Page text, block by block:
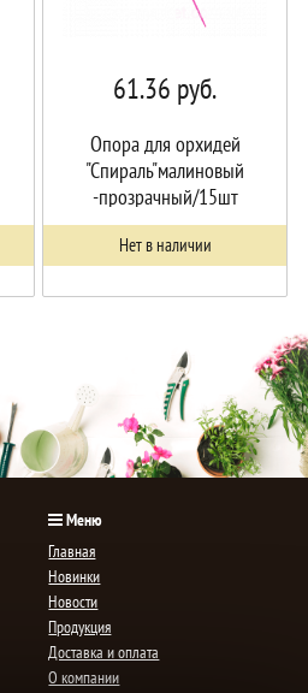
61.36 руб.
Опора для орхидей
"Спираль"малиновый
-прозрачный/15шт
Нет в наличии
Меню
Главная
Новинки
Новости
Продукция
Доставка и оплата
О компании